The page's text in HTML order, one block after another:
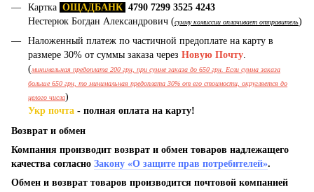
Картка ОЩАДБАНК 4790 7299 3525 4243
Нестерюк Богдан Александрович (сумму комиссии оплачивает отправитель)
Наложенный платеж по частичной предоплате на карту в
размере 30% от суммы заказа через Новую Почту.
(минимальная предоплата 200 грн, при сумме заказа до 650 грн. Если сумма заказа
больше 650 грн, то минимальная предоплата 30% от его стоимости, округляется до
целого числа)
Укр почта - полная оплата на карту!
Возврат и обмен
Компания производит возврат и обмен товаров надлежащего
качества согласно Закону «О защите прав потребителей».
Обмен и возврат товаров производится почтовой компанией